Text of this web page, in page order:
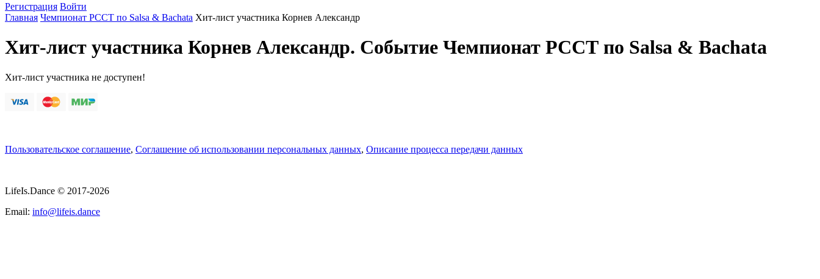
Регистрация Войти
Главная Чемпионат РССТ по Salsa & Bachata Хит-лист участника Корнев Александр
Хит-лист участника Корнев Александр. Событие Чемпионат РССТ по Salsa & Bachata
Хит-лист участника не доступен!
Пользовательское соглашение, Соглашение об использовании персональных данных, Описание процесса передачи данных
LifeIs.Dance © 2017-2026
Email: info@lifeis.dance